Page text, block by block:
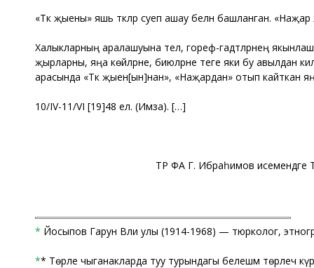
«Тәкә җыены» яшь тәкәләр суеп ашау белән башланган.
Халыкларның аралашуына тел, гореф-гадәтләрнең
җырларны, яңа көйләрне, биюләрне теге яки бу авылдан
арасында «Тәкә җыен[ын]нан», «Наҗардан» отып кайткан
10/IV-11/VI [19]48 ел. (Имза). […]
ТР ФА Г. Ибраһимов исемендәге
* Йосыпов Гарун Вәли улы (1914-1968) — тюрколог,
** Төрле чыганакларда туу турындагы белешмә төрлечә